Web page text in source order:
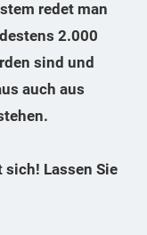
redet man
2.000
sind und
auch aus
Lassen Sie